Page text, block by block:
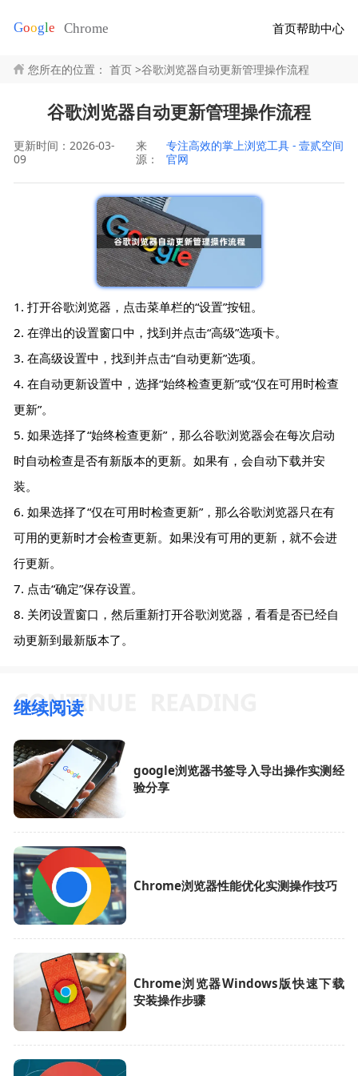
首页帮助中心
您所在的位置： 首页 >谷歌浏览器自动更新管理操作流程
谷歌浏览器自动更新管理操作流程
更新时间：2026-03-
09
来
源：
专注高效的掌上浏览工具 - 壹贰空间
官网
1. 打开谷歌浏览器，点击菜单栏的“设置”按钮。
2. 在弹出的设置窗口中，找到并点击“高级”选项卡。
3. 在高级设置中，找到并点击“自动更新”选项。
4. 在自动更新设置中，选择“始终检查更新”或“仅在可用时检查
更新”。
5. 如果选择了“始终检查更新”，那么谷歌浏览器会在每次启动
时自动检查是否有新版本的更新。如果有，会自动下载并安
装。
6. 如果选择了“仅在可用时检查更新”，那么谷歌浏览器只在有
可用的更新时才会检查更新。如果没有可用的更新，就不会进
行更新。
7. 点击“确定”保存设置。
8. 关闭设置窗口，然后重新打开谷歌浏览器，看看是否已经自
动更新到最新版本了。
继续阅读
google浏览器书签导入导出操作实测经
验分享
Chrome浏览器性能优化实测操作技巧
Chrome浏览器Windows版快速下载
安装操作步骤